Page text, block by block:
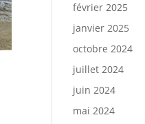
février 2025
janvier 2025
octobre 2024
juillet 2024
juin 2024
mai 2024